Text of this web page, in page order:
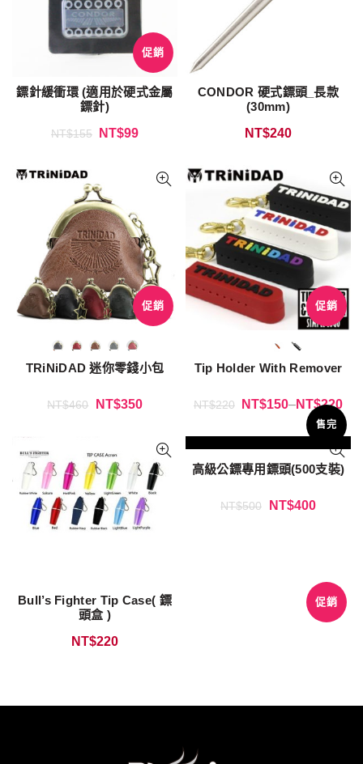
促銷
鏢針緩衝環 (適用於硬式金屬
鏢針)
NT$155 NT$99
CONDOR 硬式鏢頭_長款
(30mm)
NT$240
促銷
TRiNiDAD 迷你零錢小包
NT$460 NT$350
促銷
Tip Holder With Remover
NT$220 NT$150–NT$220
Bull’s Fighter Tip Case( 鏢
頭盒 )
NT$220
促銷
售完
高級公鏢專用鏢頭(500支裝)
NT$500 NT$400